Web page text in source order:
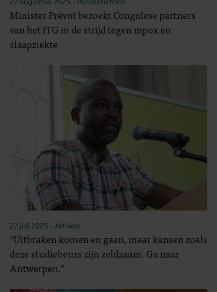
Minister Prévot bezoekt Congolese partners
van het ITG in de strijd tegen mpox en
slaapziekte
22 juli 2025 - Artikels
“Uitbraken komen en gaan, maar kansen zoals
deze studiebeurs zijn zeldzaam. Ga naar
Antwerpen.”